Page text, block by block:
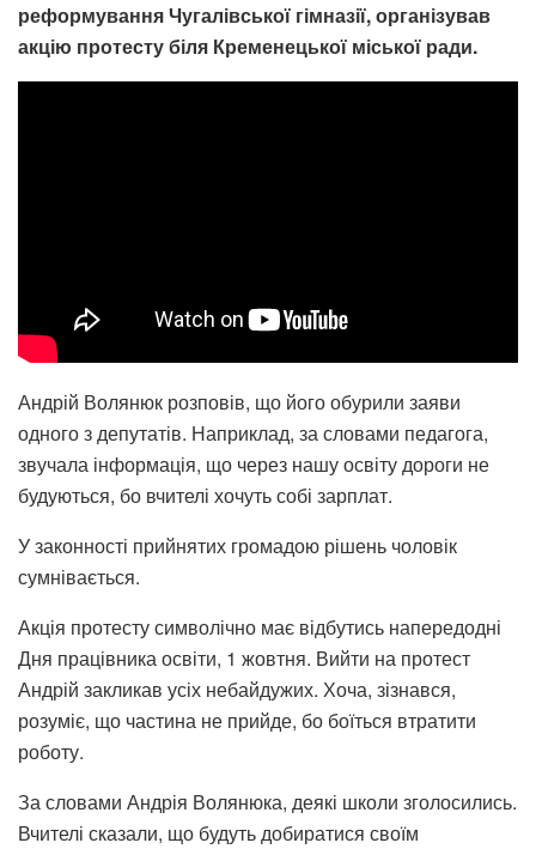
реформування Чугалівської гімназії, організував
акцію протесту біля Кременецької міської ради.
Андрій Волянюк розповів, що його обурили заяви
одного з депутатів. Наприклад, за словами педагога,
звучала інформація, що через нашу освіту дороги не
будуються, бо вчителі хочуть собі зарплат.
У законності прийнятих громадою рішень чоловік
сумнівається.
Акція протесту символічно має відбутись напередодні
Дня працівника освіти, 1 жовтня. Вийти на протест
Андрій закликав усіх небайдужих. Хоча, зізнався,
розуміє, що частина не прийде, бо боїться втратити
роботу.
За словами Андрія Волянюка, деякі школи зголосились.
Вчителі сказали, що будуть добиратися своїм